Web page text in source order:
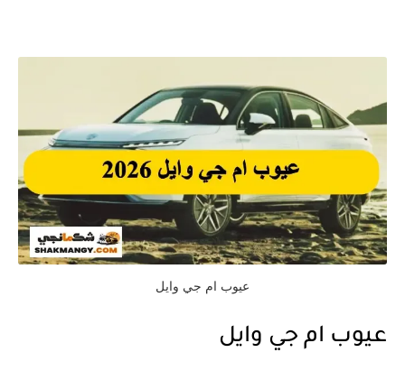
عيوب ام جي وايل
عيوب ام جي وايل